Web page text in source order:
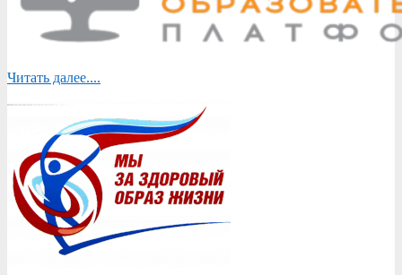
Читать далее....